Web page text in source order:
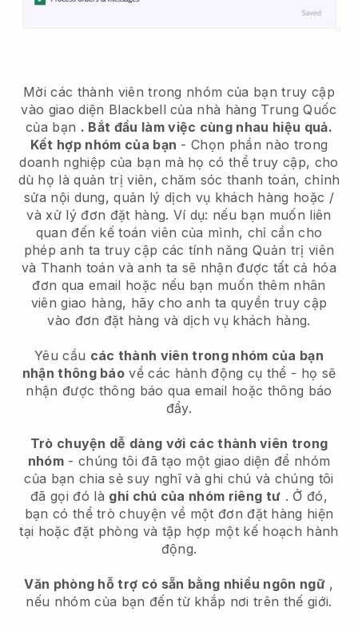
Mời các thành viên trong nhóm của bạn truy cập
vào giao diện Blackbell của nhà hàng Trung Quốc
của bạn . Bắt đầu làm việc cùng nhau hiệu quả.
Kết hợp nhóm của bạn - Chọn phần nào trong
doanh nghiệp của bạn mà họ có thể truy cập, cho
dù họ là quản trị viên, chăm sóc thanh toán, chỉnh
sửa nội dung, quản lý dịch vụ khách hàng hoặc /
và xử lý đơn đặt hàng. Ví dụ: nếu bạn muốn liên
quan đến kế toán viên của mình, chỉ cần cho
phép anh ta truy cập các tính năng Quản trị viên
và Thanh toán và anh ta sẽ nhận được tất cả hóa
đơn qua email hoặc nếu bạn muốn thêm nhân
viên giao hàng, hãy cho anh ta quyền truy cập
vào đơn đặt hàng và dịch vụ khách hàng.
Yêu cầu các thành viên trong nhóm của bạn
nhận thông báo về các hành động cụ thể - họ sẽ
nhận được thông báo qua email hoặc thông báo
đẩy.
Trò chuyện dễ dàng với các thành viên trong
nhóm - chúng tôi đã tạo một giao diện để nhóm
của bạn chia sẻ suy nghĩ và ghi chú và chúng tôi
đã gọi đó là ghi chú của nhóm riêng tư . Ở đó,
bạn có thể trò chuyện về một đơn đặt hàng hiện
tại hoặc đặt phòng và tập hợp một kế hoạch hành
động.
Văn phòng hỗ trợ có sẵn bằng nhiều ngôn ngữ ,
nếu nhóm của bạn đến từ khắp nơi trên thế giới.